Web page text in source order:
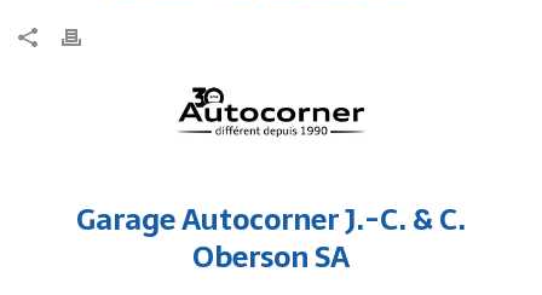
Garage Autocorner J.-C. & C.
Oberson SA